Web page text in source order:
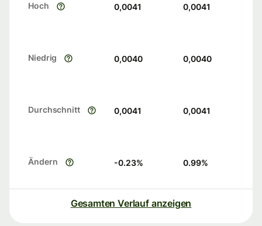
Hoch 0,0041 0,0041
Niedrig 0,0040 0,0040
Durchschnitt 0,0041 0,0041
Ändern -0.23% 0.99%
Gesamten Verlauf anzeigen